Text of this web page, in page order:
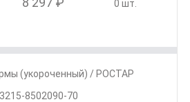
0 шт.
(укороченный) / РОСТАР
8502090-70